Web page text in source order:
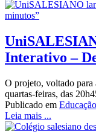
Interativo –
O projeto, voltado para
quartas-feiras, das
Publicado em Educação
Leia mais ...